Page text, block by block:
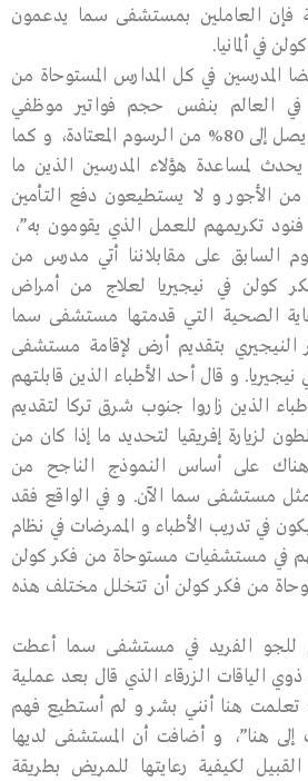
فإن العاملين بمستشفى سما يدعمون
في ألمانيا.
في كل المدارس المستوحاة من
العالم بنفس حجم فواتير موظفي
المستشفى، وهو تخفيض يصل إلى 80% من الرسوم المعتادة، و كما
لمساعدة هؤلاء المدرسين الذين ما
من الأجور و لا يستطيعون دفع التأمين
تكريمهم للعمل الذي يقومون به”،
السابق على مقابلاننا أتي مدرس من
كولن في نيجيريا لعلاج من أمراض
الصحية التي قدمتها مستشفى سما
النيجيري بتقديم أرض لإقامة مستشفى
و قال أحد الأطباء الذين قابلتهم
الذين زاروا جنوب شرق تركا لتقديم
لزيارة إفريقيا لتحديد ما إذا كان من
على أساس النموذج الناجح من
مستشفى سما الآن. و في الواقع فقد
في تدريب الأطباء و الممرضات في نظام
في مستشفيات مستوحاة من فكر كولن
من فكر كولن أن تتخلل مختلف هذه
للجو الفريد في مستشفى سما أعطت
الياقات الزرقاء الذي قال بعد عملية
تعلمت هنا أنني بشر و لم أستطيع فهم
هنا”، و أضافت أن المستشفى لديها
لكيفية رعايتها للمريض بطريقة